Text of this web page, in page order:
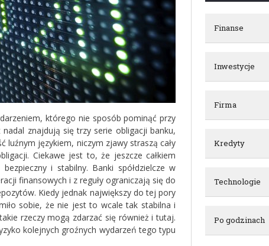
którego nie sposób pominąć przy
znajdują się trzy serie obligacji banku,
luźnym językiem, niczym zjawy straszą cały
Ciekawe jest to, że jeszcze całkiem
i stabilny. Banki spółdzielcze w
finansowych i z reguły ograniczają się do
Kiedy jednak największy do tej pory
sobie, że nie jest to wcale tak stabilna i
rzeczy mogą zdarzać się również i tutaj.
kolejnych groźnych wydarzeń tego typu
Finanse
Inwestycje
Firma
Kredyty
Technologie
Po godzinach